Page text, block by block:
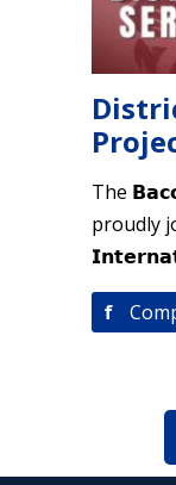
The
proudly
f